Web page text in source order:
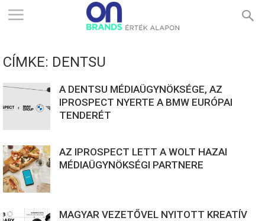
ONBRANDS
ALAPON
CÍMKE: DENTSU
A DENTSU MÉDIAÜGYNÖKSÉGE, AZ
IPROSPECT NYERTE A BMW EURÓPAI
TENDERÉT
AZ IPROSPECT LETT A WOLT HAZAI
MÉDIAÜGYNÖKSÉGI PARTNERE
MAGYAR VEZETŐVEL NYITOTT KREATÍV